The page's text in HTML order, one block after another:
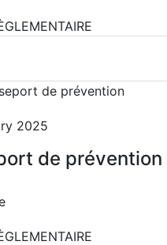
2025
de prévention